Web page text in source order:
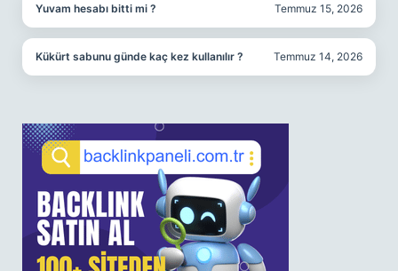
Yuvam hesabı bitti mi ? Temmuz 15, 2026
Kükürt sabunu günde kaç kez kullanılır ? Temmuz 14, 2026